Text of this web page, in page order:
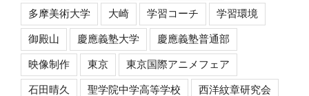
多摩美術大学 大崎 学習コーチ 学習環境
御殿山 慶應義塾大学 慶應義塾普通部
映像制作 東京 東京国際アニメフェア
石田晴久 聖学院中学高等学校 西洋紋章研究会